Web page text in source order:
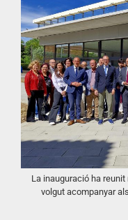
La inauguració ha
volgut acompanyar